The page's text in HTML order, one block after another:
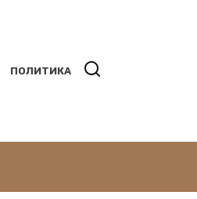
ПОЛИТИКА